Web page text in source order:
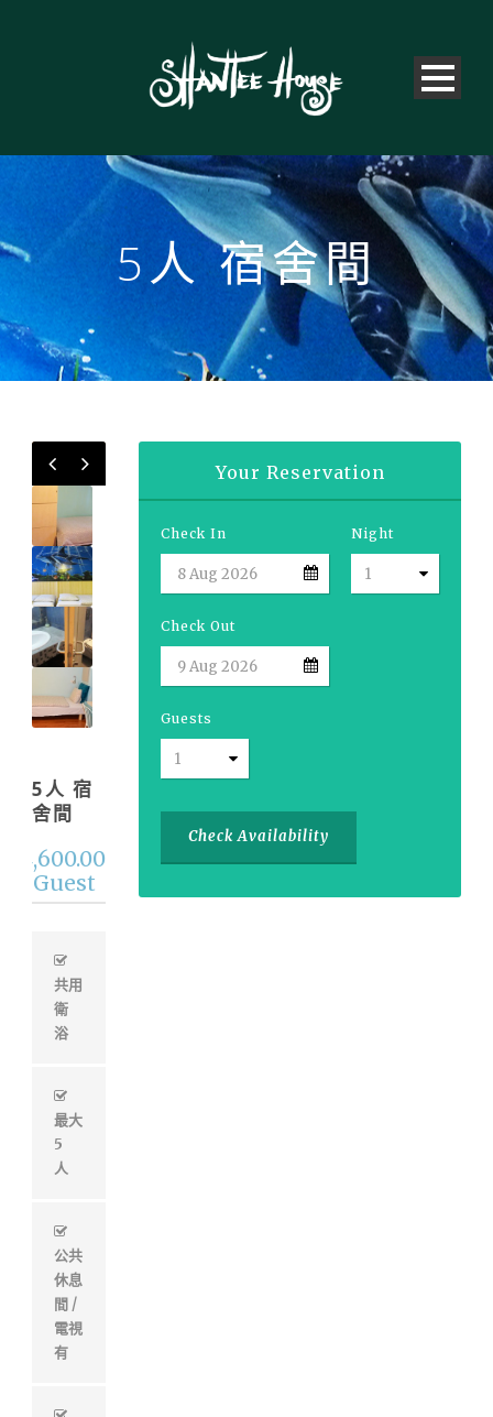
5人 宿舍間
Your Reservation
Check In Night
Check Out
Guests
Check Availability
5人 宿
舍間
4,600.00
/ Guest
共用
衛
浴
最大
5
人
公共
休息
間 /
電視
有